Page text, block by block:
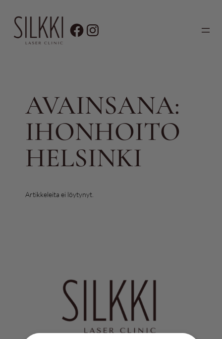
sisältöön
AVAINSANA:
IHONHOITO
HELSINKI
Artikkeleita ei löytynyt.